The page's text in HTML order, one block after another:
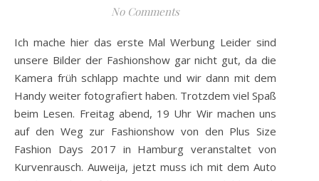
No Comments
Ich mache hier das erste Mal Werbung Leider sind
unsere Bilder der Fashionshow gar nicht gut, da die
Kamera früh schlapp machte und wir dann mit dem
Handy weiter fotografiert haben. Trotzdem viel Spaß
beim Lesen. Freitag abend, 19 Uhr Wir machen uns
auf den Weg zur Fashionshow von den Plus Size
Fashion Days 2017 in Hamburg veranstaltet von
Kurvenrausch. Auweija, jetzt muss ich mit dem Auto